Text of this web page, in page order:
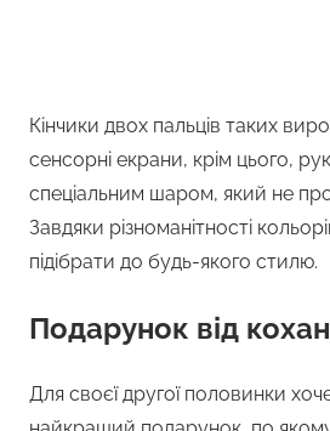
Кінчики двох пальців таких
сенсорні екрани, крім цього,
спеціальним шаром, який не
Завдяки різноманітності
підібрати до будь-якого стилю.
Подарунок від
Для своєї другої половинки